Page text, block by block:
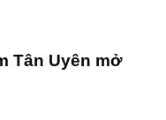
Tân Uyên mở